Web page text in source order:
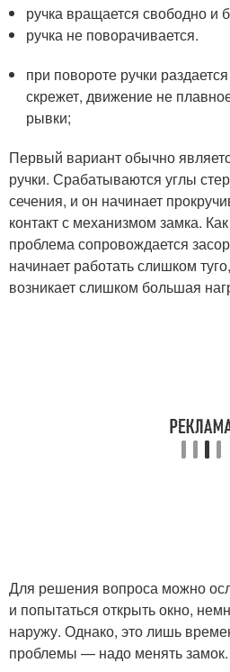
ручка вращается свободно и
ручка не поворачивается.
при повороте ручки
скрежет, движение не
рывки;
Первый вариант обычно
ручки. Срабатываются углы
сечения, и он начинает
контакт с механизмом замка.
проблема сопровождается
начинает работать слишком
возникает слишком большая
Для решения вопроса можно
и попытаться открыть окно,
наружу. Однако, это лишь
проблемы — надо менять замок.